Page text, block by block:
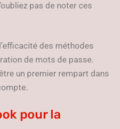
pas de noter ces
des méthodes
de mots de passe.
un premier rempart dans
pour la